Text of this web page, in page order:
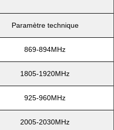
Paramètre technique
869-894MHz
1805-1920MHz
925-960MHz
2005-2030MHz